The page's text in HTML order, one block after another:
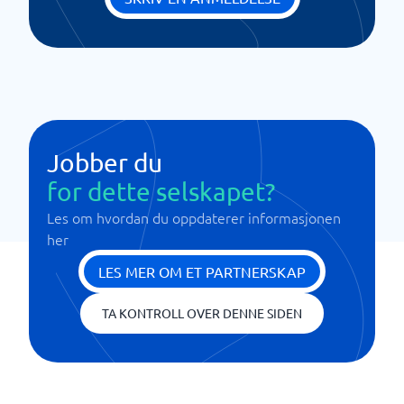
Jobber du
for dette selskapet?
Les om hvordan du oppdaterer informasjonen
her
LES MER OM ET PARTNERSKAP
TA KONTROLL OVER DENNE SIDEN